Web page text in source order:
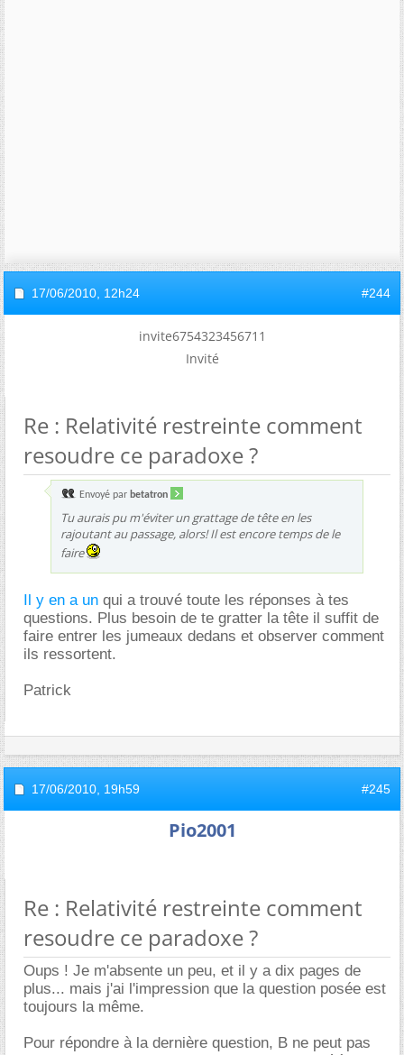
17/06/2010, 12h24 #244
invite6754323456711
Invité
Re : Relativité restreinte comment
resoudre ce paradoxe ?
Envoyé par betatron
Tu aurais pu m'éviter un grattage de tête en les
rajoutant au passage, alors! Il est encore temps de le
faire
Il y en a un qui a trouvé toute les réponses à tes
questions. Plus besoin de te gratter la tête il suffit de
faire entrer les jumeaux dedans et observer comment
ils ressortent.
Patrick
17/06/2010, 19h59 #245
Pio2001
Re : Relativité restreinte comment
resoudre ce paradoxe ?
Oups ! Je m'absente un peu, et il y a dix pages de
plus... mais j'ai l'impression que la question posée est
toujours la même.
Pour répondre à la dernière question, B ne peut pas